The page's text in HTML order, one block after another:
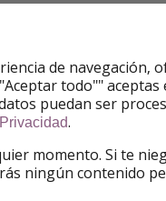
4*,situado en primera
WiFi, aire
Está cerca de
5 en Tripadvisor,de
de navegación,
todo""
puedan ser
.
momento. Si te
ningún contenido